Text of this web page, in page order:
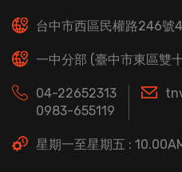
台中市西區民權路246號
一中分部 (臺中市東區雙
04-22652313
0983-655119
星期一至星期五 :